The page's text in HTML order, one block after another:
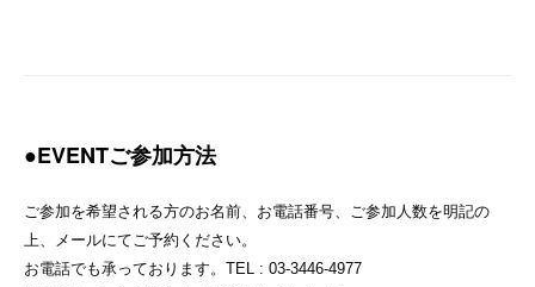
●EVENTご参加方法
ご参加を希望される方のお名前、お電話番号、ご参加人数を明記の
上、メールにてご予約ください。
お電話でも承っております。TEL : 03-3446-4977